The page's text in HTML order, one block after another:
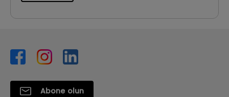
Abone olun